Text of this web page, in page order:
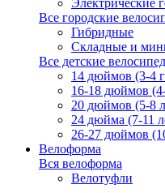
Электрические
Все городские
Гибридные
Складные и
Все детские
14 дюймов (3-4
16-18 дюймов
20 дюймов (5-8
24 дюйма (7-11
26-27 дюймов
Велоформа
Вся велоформа
Велотуфли